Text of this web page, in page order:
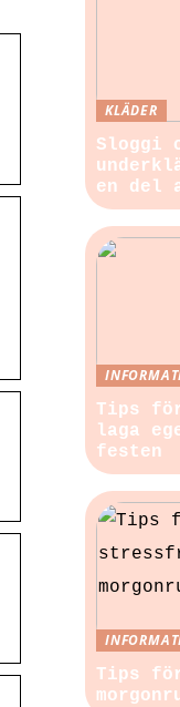
KLÄDER
Sloggi
en del
Tips
laga
festen
Tips